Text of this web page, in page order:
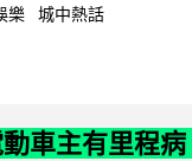
樂 城中熱話
車主有里程